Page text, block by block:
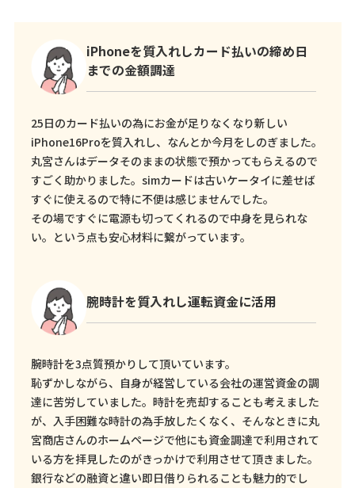
iPhoneを質入れしカード払いの締め日
までの金額調達
25日のカード払いの為にお金が足りなくなり新しい
iPhone16Proを質入れし、なんとか今月をしのぎました。
丸宮さんはデータそのままの状態で預かってもらえるので
すごく助かりました。simカードは古いケータイに差せば
すぐに使えるので特に不便は感じませんでした。
その場ですぐに電源も切ってくれるので中身を見られな
い。という点も安心材料に繋がっています。
腕時計を質入れし運転資金に活用
腕時計を3点質預かりして頂いています。
恥ずかしながら、自身が経営している会社の運営資金の調
達に苦労していました。時計を売却することも考えました
が、入手困難な時計の為手放したくなく、そんなときに丸
宮商店さんのホームページで他にも資金調達で利用されて
いる方を拝見したのがきっかけで利用させて頂きました。
銀行などの融資と違い即日借りられることも魅力的でし